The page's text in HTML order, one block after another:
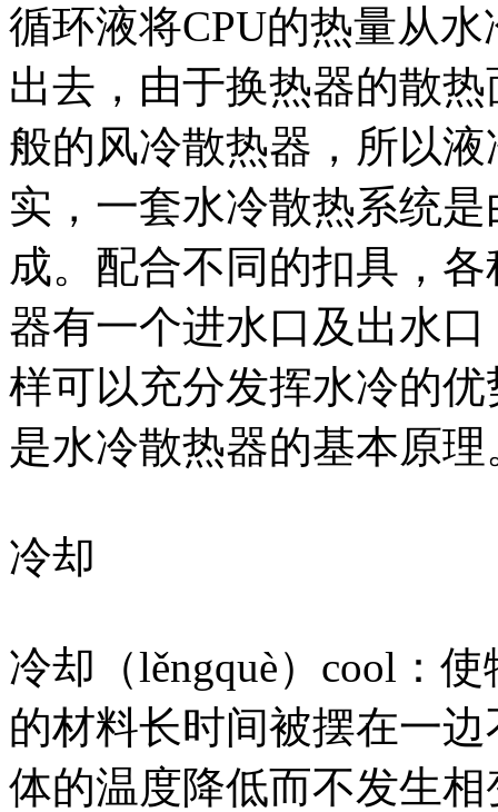
循环液将CPU的热量从
出去，由于换热器的散
般的风冷散热器，所以
实，一套水冷散热系统
成。配合不同的扣具，
器有一个进水口及出水
样可以充分发挥水冷的
是水冷散热器的基本原理
冷却
冷却（lěngquè）cool：
的材料长时间被摆在一
体的温度降低而不发生